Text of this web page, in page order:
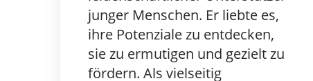
junger Menschen. Er liebte es,
ihre Potenziale zu entdecken,
sie zu ermutigen und gezielt zu
fördern. Als vielseitig